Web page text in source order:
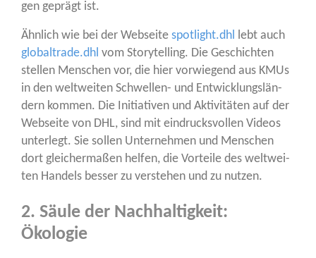
gen geprägt ist.
Ähn­lich wie bei der Web­sei­te spotlight.dhl
lebt auch
globaltrade.dhl vom Sto­rytel­ling. Die Geschich­ten
stel­len Men­schen vor, die hier vor­wie­gend aus KMUs
in den welt­wei­ten Schwel­len- und Ent­wick­lungs­län­
dern kom­men. Die Initia­ti­ven und Akti­vi­tä­ten auf der
Web­sei­te von DHL, sind mit ein­drucks­vol­len Vide­os
unter­legt. Sie sol­len Unter­neh­men und Men­schen
dort glei­cher­ma­ßen hel­fen, die Vor­tei­le des welt­wei­
ten Han­dels bes­ser zu ver­ste­hen und zu nutzen.
2. Säule der Nachhaltigkeit:
Ökologie